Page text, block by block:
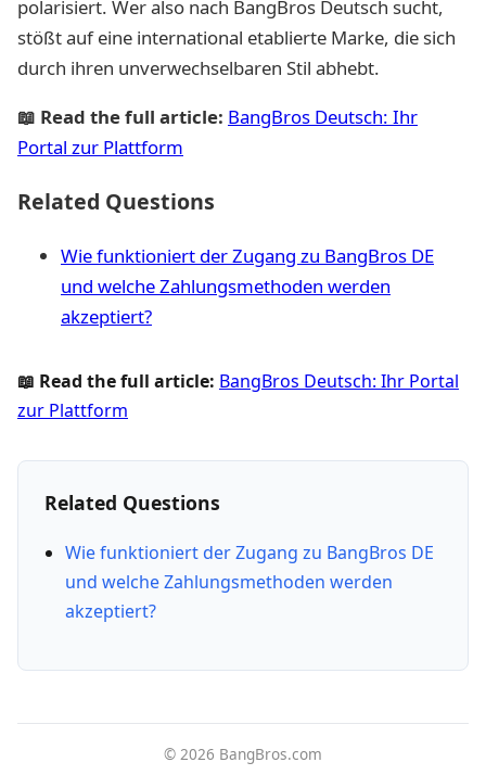
polarisiert. Wer also nach BangBros Deutsch sucht,
stößt auf eine international etablierte Marke, die sich
durch ihren unverwechselbaren Stil abhebt.
📖 Read the full article: BangBros Deutsch: Ihr
Portal zur Plattform
Related Questions
Wie funktioniert der Zugang zu BangBros DE
und welche Zahlungsmethoden werden
akzeptiert?
📖 Read the full article: BangBros Deutsch: Ihr Portal
zur Plattform
Related Questions
Wie funktioniert der Zugang zu BangBros DE
und welche Zahlungsmethoden werden
akzeptiert?
© 2026 BangBros.com